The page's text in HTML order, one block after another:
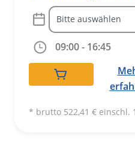
e
r
a
09:00 - 16:45
* brutto 522,41 € einschl.